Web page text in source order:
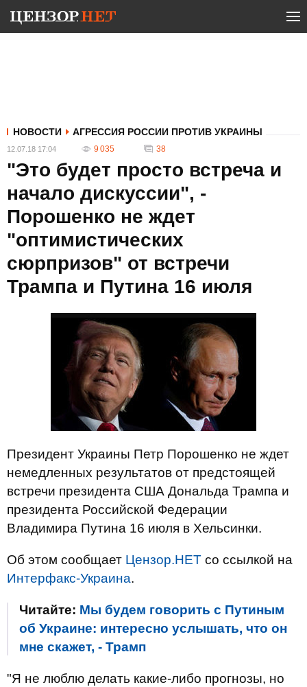
НОВОСТИ АГРЕССИЯ РОССИИ ПРОТИВ УКРАИНЫ
12.07.18 17:04 9 035 38
"Это будет просто встреча и
начало дискуссии", -
Порошенко не ждет
"оптимистических
сюрпризов" от встречи
Трампа и Путина 16 июля
Президент Украины Петр Порошенко не ждет
немедленных результатов от предстоящей
встречи президента США Дональда Трампа и
президента Российской Федерации
Владимира Путина 16 июля в Хельсинки.
Об этом сообщает Цензор.НЕТ со ссылкой на
Интерфакс-Украина.
Читайте: Мы будем говорить с Путиным
об Украине: интересно услышать, что он
мне скажет, - Трамп
"Я не люблю делать какие-либо прогнозы, но